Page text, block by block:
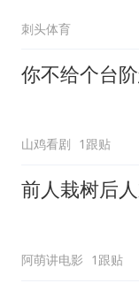
刺头体育
你不给个台
山鸡看剧 1跟贴
前人栽树后
阿萌讲电影 1跟贴